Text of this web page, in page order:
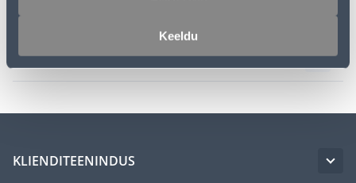
Keeldu
Transport
KLIENDITEENINDUS